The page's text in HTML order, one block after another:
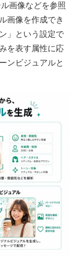
画像などを参照
画像を作成でき
」という設定で
を表す属性に応
ンビジュアルと